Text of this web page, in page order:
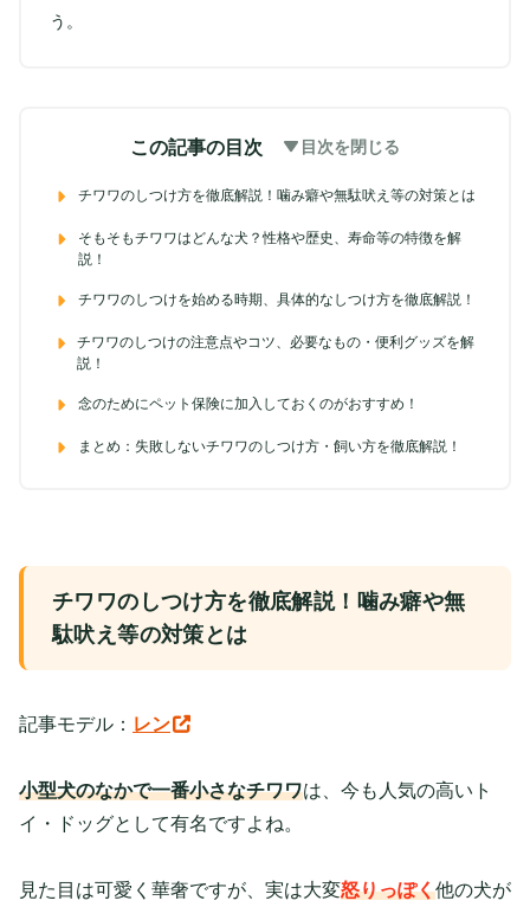
う。
この記事の目次 目次を閉じる
チワワのしつけ方を徹底解説！噛み癖や無駄吠え等の対策とは
そもそもチワワはどんな犬？性格や歴史、寿命等の特徴を解
説！
チワワのしつけを始める時期、具体的なしつけ方を徹底解説！
チワワのしつけの注意点やコツ、必要なもの・便利グッズを解
説！
念のためにペット保険に加入しておくのがおすすめ！
まとめ：失敗しないチワワのしつけ方・飼い方を徹底解説！
チワワのしつけ方を徹底解説！噛み癖や無
駄吠え等の対策とは
記事モデル： レン
小型犬のなかで一番小さなチワワは、今も人気の高いト
イ・ドッグとして有名ですよね。
見た目は可愛く華奢ですが、実は大変怒りっぽく他の犬が